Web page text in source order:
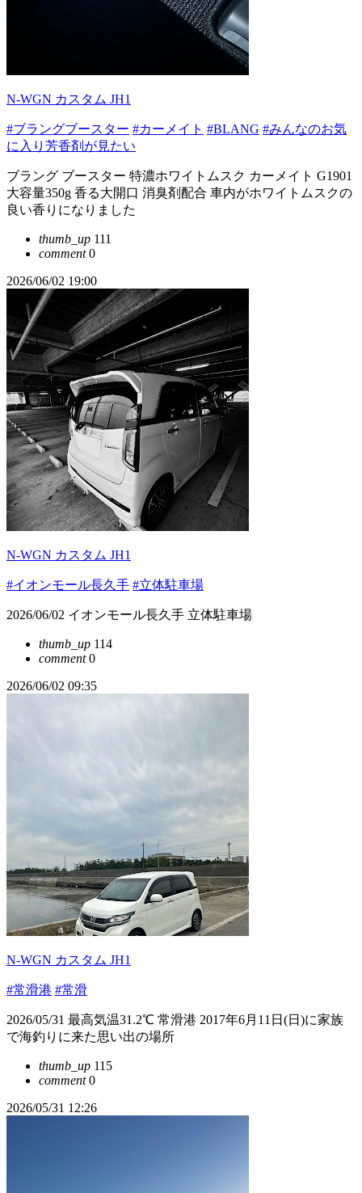
N-WGN カスタム JH1
#ブラングブースター #カーメイト #BLANG #みんなのお気
に入り芳香剤が見たい
ブラング ブースター 特濃ホワイトムスク カーメイト G1901
大容量350g 香る大開口 消臭剤配合 車内がホワイトムスクの
良い香りになりました
thumb_up 111
comment0
2026/06/02 19:00
N-WGN カスタム JH1
#イオンモール長久手 #立体駐車場
2026/06/02 イオンモール長久手 立体駐車場
thumb_up 114
comment0
2026/06/02 09:35
N-WGN カスタム JH1
#常滑港 #常滑
2026/05/31 最高気温31.2℃ 常滑港 2017年6月11日(日)に家族
で海釣りに来た思い出の場所
thumb_up 115
comment0
2026/05/31 12:26